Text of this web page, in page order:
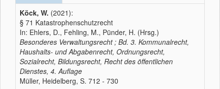
Köck, W. (2021):
§ 71 Katastrophenschutzrecht
In: Ehlers, D., Fehling, M., Pünder, H. (Hrsg.)
Besonderes Verwaltungsrecht ; Bd. 3. Kommunalrecht,
Haushalts- und Abgabenrecht, Ordnungsrecht,
Sozialrecht, Bildungsrecht, Recht des öffentlichen
Dienstes, 4. Auflage
Müller, Heidelberg, S. 712 - 730